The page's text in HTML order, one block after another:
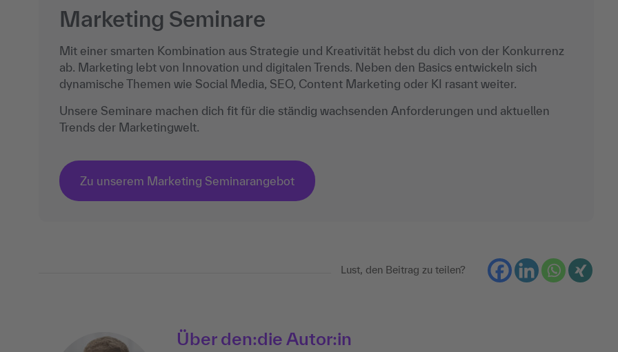
Marketing Seminare
Mit einer smarten Kombination aus Strategie und Kreativität hebst du dich von der Konkurrenz
ab. Marketing lebt von Innovation und digitalen Trends. Neben den Basics entwickeln sich
dynamische Themen wie Social Media, SEO, Content Marketing oder KI rasant weiter.
Unsere Seminare machen dich fit für die ständig wachsenden Anforderungen und aktuellen
Trends der Marketingwelt.
Zu unserem Marketing Seminarangebot
Lust, den Beitrag zu teilen?
Über den:die Autor:in